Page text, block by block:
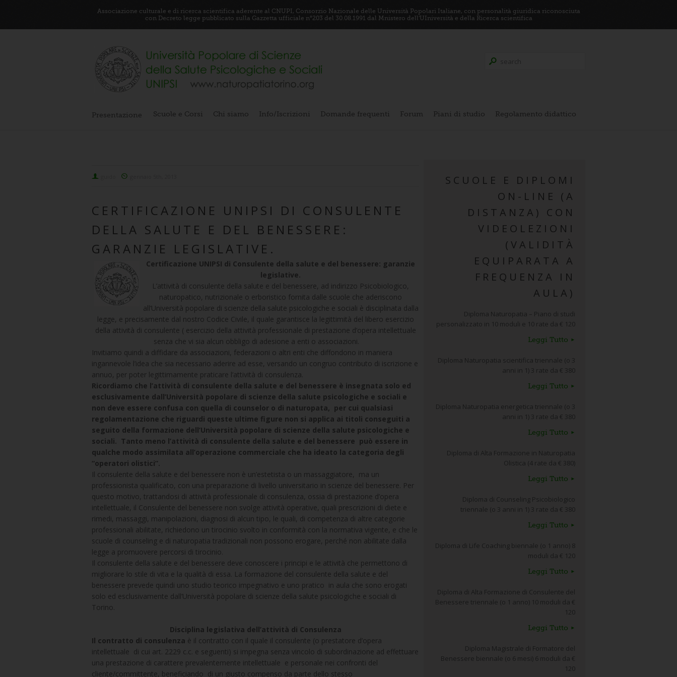
Associazione culturale e di ricerca scientifica aderente al CNUPI, Consorzio Nazionale delle Università Popolari Italiane, con personalità giuridica riconosciuta
con Decreto legge pubblicato sulla Gazzetta ufficiale n°203 del 30.08.1991 dal Mnistero dell'UIniversità e della Ricerca scientifica
Presentazione Scuole e Corsi Chi siamo Info/Iscrizioni Domande frequenti Forum Piani di studio Regolamento didattico
CERTIFICAZIONE UNIPSI DI CONSULENTE
DELLA SALUTE E DEL BENESSERE:
GARANZIE LEGISLATIVE.
Certificazione UNIPSI di Consulente della salute e del benessere: garanzie
legislative.
L’attività di consulente della salute e del benessere, ad indirizzo Psicobiologico,
naturopatico, nutrizionale o erboristico fornita dalle scuole che aderiscono
all’Università popolare di scienze della salute psicologiche e sociali è disciplinata dalla
legge, e precisamente dal nostro Codice Civile, il quale garantisce la legittimità del libero esercizio
della attività di consulente ( esercizio della attività professionale di prestazione d’opera intellettuale
senza che vi sia alcun obbligo di adesione a enti o associazioni.
Invitiamo quindi a diffidare da associazioni, federazioni o altri enti che diffondono in maniera
ingannevole l’idea che sia necessario aderire ad esse, versando un congruo contributo di iscrizione e
annuo, per poter legittimamente praticare l’attività di consulenza.
Ricordiamo che l’attività di consulente della salute e del benessere è insegnata solo ed
esclusivamente dall’Università popolare di scienze della salute psicologiche e sociali e
non deve essere confusa con quella di counselor o di naturopata, per cui qualsiasi
regolamentazione che riguardi queste ultime figure non si applica ai titoli conseguiti a
seguito della formazione dell’Università popolare di scienze della salute psicologiche e
sociali. Tanto meno l’attività di consulente della salute e del benessere può essere in
qualche modo assimilata all’operazione commerciale che ha ideato la categoria degli
“operatori olistici”.
Il consulente della salute e del benessere non è un’estetista o un massaggiatore, ma un
professionista qualificato, con una preparazione di livello universitario in scienze del benessere. Per
questo motivo, trattandosi di attività professionale di consulenza, ossia di prestazione d’opera
intellettuale, il Consulente del benessere non svolge attività operative, quali prescrizioni di diete e
rimedi, massaggi, manipolazioni, diagnosi di alcun tipo, le quali, di competenza di altre categorie
professionali abilitate, richiedono un tirocinio svolto in conformità con la normativa vigente, e che le
scuole di counseling e di naturopatia tradizionali non possono erogare, perché non abilitate dalla
legge a promuovere percorsi di tirocinio.
Il consulente della salute e del benessere deve conoscere i principi e le attività che permettono di
migliorare lo stile di vita e la qualità di essa. La formazione del consulente della salute e del
benessere prevede quindi uno studio teorico impegnativo e uno pratico in aula che sono erogati
solo ed esclusivamente dall’Università popolare di scienze della salute psicologiche e sociali di
Torino.
Disciplina legislativa dell’attività di Consulenza
Il contratto di consulenza è il contratto con il quale il consulente (o prestatore d’opera
intellettuale di cui art. 2229 c.c. e seguenti) si impegna senza vincolo di subordinazione ad effettuare
una prestazione di carattere prevalentemente intellettuale e personale nei confronti del
cliente/committente, beneficiando di un giusto compenso da parte dello stesso
SCUOLE E DIPLOMI
ON-LINE (A
DISTANZA) CON
VIDEOLEZIONI
(VALIDITÀ
EQUIPARATA A
FREQUENZA IN
AULA)
Diploma Naturopatia – Piano di studi
personalizzato in 10 moduli e 10 rate da € 120
Leggi Tutto
Diploma Naturopatia scientifica triennale (o 3
anni in 1) 3 rate da € 380
Leggi Tutto
Diploma Naturopatia energetica triennale (o 3
anni in 1) 3 rate da € 380
Leggi Tutto
Diploma di Alta Formazione in Naturopatia
Olistica (4 rate da € 380)
Leggi Tutto
Diploma di Counseling Psicobiologico
triennale (o 3 anni in 1) 3 rate da € 380
Leggi Tutto
Diploma di Life Coaching biennale (o 1 anno) 8
moduli da € 120
Leggi Tutto
Diploma di Alta Formazione di Consulente del
Benessere triennale (o 1 anno) 10 moduli da €
120
Leggi Tutto
Diploma Magistrale di Formatore del
Benessere biennale (o 6 mesi) 6 moduli da €
120